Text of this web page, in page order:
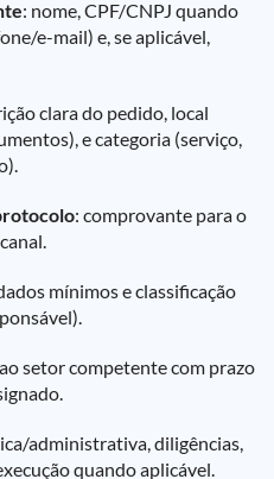
: nome, CPF/CNPJ quando
e-mail) e, se aplicável,
clara do pedido, local
e categoria (serviço,
: comprovante para o
mínimos e classificação
setor competente com prazo
administrativa, diligências,
quando aplicável.